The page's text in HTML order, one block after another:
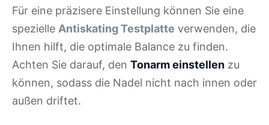
Für eine präzisere Einstellung können Sie eine
spezielle Antiskating Testplatte verwenden, die
Ihnen hilft, die optimale Balance zu finden.
Achten Sie darauf, den Tonarm einstellen zu
können, sodass die Nadel nicht nach innen oder
außen driftet.